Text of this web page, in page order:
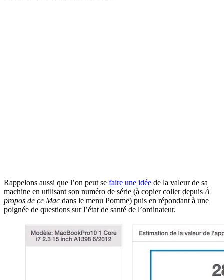
Rappelons aussi que l’on peut se faire une idée de la valeur de sa
machine en utilisant son numéro de série (à copier coller depuis À
propos de ce Mac dans le menu Pomme) puis en répondant à une
poignée de questions sur l’état de santé de l’ordinateur.